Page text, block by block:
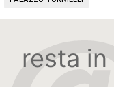
resta in